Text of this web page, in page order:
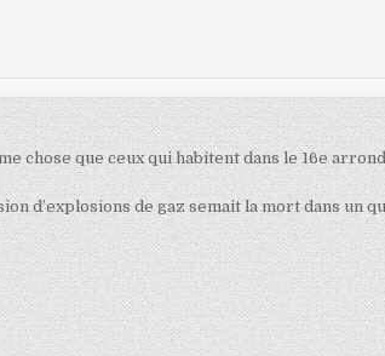
chose que ceux qui habitent dans le 16e
d’explosions de gaz semait la mort dans un